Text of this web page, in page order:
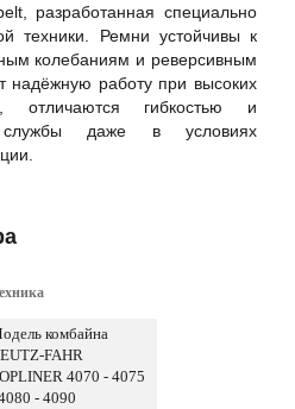
разработанная специально
техники. Ремни устойчивы к
колебаниям и реверсивным
надёжную работу при высоких
отличаются гибкостью и
службы даже в условиях
комбайна
FAHR
4070 - 4075
- 4090